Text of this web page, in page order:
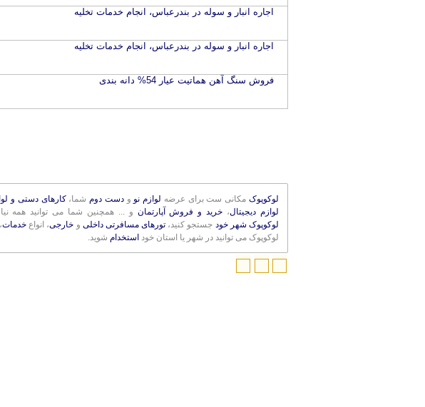
اجاره انبار و سوله در بندرعباس، انجام خدمات تخلیه
اجاره انبار و سوله در بندرعباس، انجام خدمات تخلیه
فروش سنگ آهن هماتیت عیار 54% دانه بندی
لوکوپوکمکانی ست برای عرضه لوازم نو ودست دوم شما،کارهای دستی و
لوازم دیجیتال، خرید و فروش آپارتمان و ... همچنین شما می توانید همه
لوکوپوک شهر خود جستجو کنید، تورهای مسافرتی داخلی و خارجی، انواعخدمات،
لوکوپوک می توانید در شهر یا استان خود استخدام شوید.